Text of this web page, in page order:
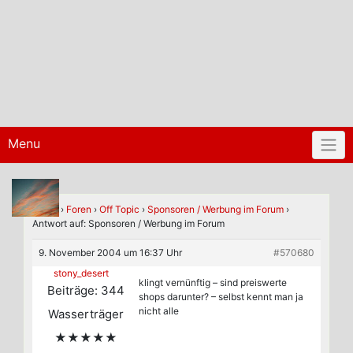
Menu
Home › Foren › Off Topic › Sponsoren / Werbung im Forum ›
Antwort auf: Sponsoren / Werbung im Forum
9. November 2004 um 16:37 Uhr
#570680
stony_desert
Beiträge: 344
Wasserträger
★★★★★
klingt vernünftig – sind preiswerte
shops darunter? – selbst kennt man ja
nicht alle